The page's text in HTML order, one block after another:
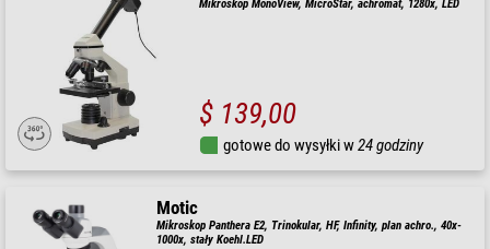
Mikroskop MonoView, MicroStar, achromat, 1280x, LED
$ 139,00
gotowe do wysyłki w24 godziny
Motic
Mikroskop Panthera E2, Trinokular, HF, Infinity, plan achro., 40x-
1000x, stały Koehl.LED